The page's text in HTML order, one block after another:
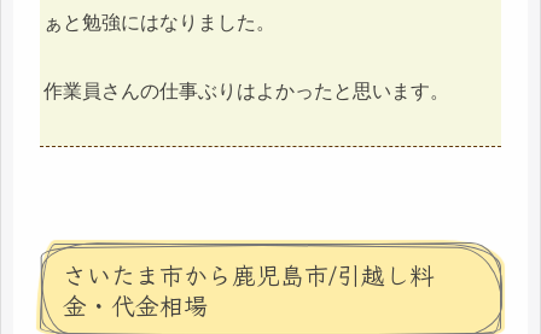
ぁと勉強にはなりました。
作業員さんの仕事ぶりはよかったと思います。
さいたま市から鹿児島市/引越し料
金・代金相場